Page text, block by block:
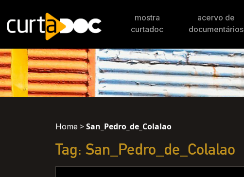
mostra
curtadoc
acervo de
documentários
Home >San_Pedro_de_Colalao
Tag: San_Pedro_de_Colalao